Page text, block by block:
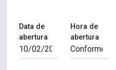
Data de
abertura
Hora de
abertura